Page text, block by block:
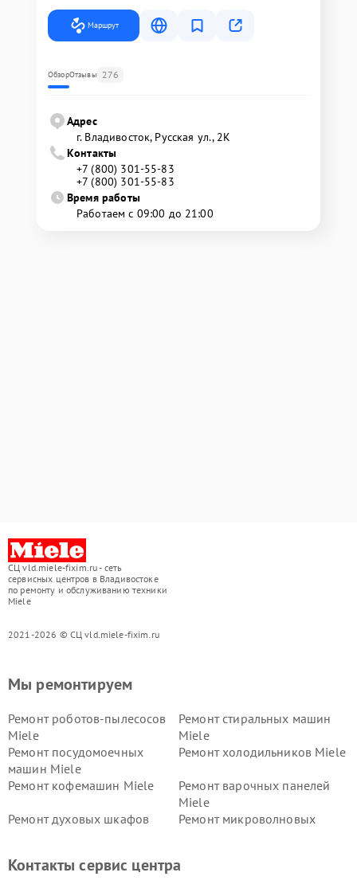
Маршрут
ОбзорОтзывы 276
Адрес
г. Владивосток, Русская ул., 2К
Контакты
+7 (800) 301-55-83
+7 (800) 301-55-83
Время работы
Работаем с 09:00 до 21:00
СЦ vld.miele-fixim.ru - сеть
сервисных центров в Владивостоке
по ремонту и обслуживанию техники
Miele
2021-2026 © СЦ vld.miele-fixim.ru
Мы ремонтируем
Ремонт роботов-пылесосов
Miele
Ремонт стиральных машин
Miele
Ремонт посудомоечных
машин Miele
Ремонт холодильников Miele
Ремонт кофемашин Miele
Ремонт варочных панелей
Miele
Ремонт духовых шкафов
Ремонт микроволновых
Miele
Контакты сервис центра